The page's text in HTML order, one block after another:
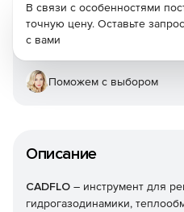
Описание
CADFLO – инструмент для
гидрогазодинамики,
В связи с особенностями
точную цену. Оставьте
с вами
Поможем с выбором